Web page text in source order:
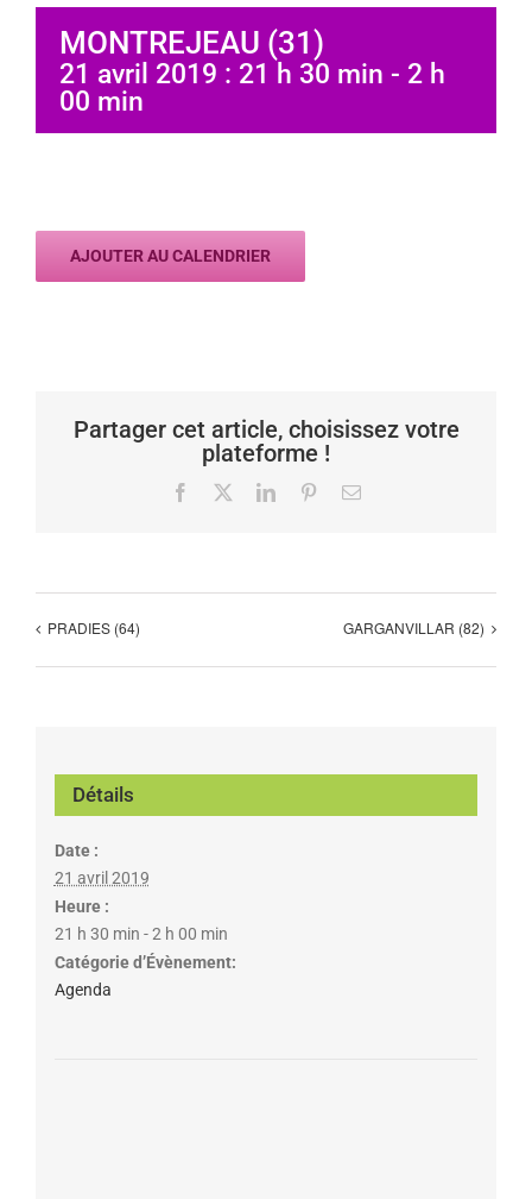
MONTREJEAU (31)
21 avril 2019 : 21 h 30 min - 2 h
00 min
AJOUTER AU CALENDRIER
Partager cet article, choisissez votre
plateforme !
Facebook LinkedInPinterestEmail
PRADIES (64) GARGANVILLAR (82)
Détails
Date :
21 avril 2019
Heure :
21 h 30 min - 2 h 00 min
Catégorie d’Évènement:
Agenda